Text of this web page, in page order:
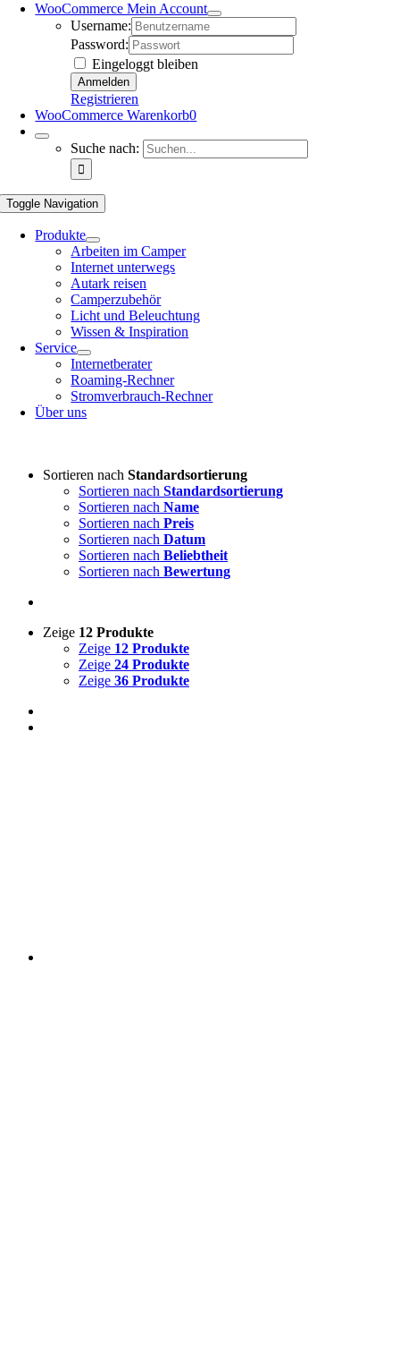
WooCommerce Mein Account
Username:
Password:
Eingeloggt bleiben
Registrieren
WooCommerce Warenkorb0
Suche nach:
Toggle Navigation
Produkte
Arbeiten im Camper
Internet unterwegs
Autark reisen
Camperzubehör
Licht und Beleuchtung
Wissen & Inspiration
Service
Internetberater
Roaming-Rechner
Stromverbrauch-Rechner
Über uns
Sortieren nach Standardsortierung
Sortieren nach Standardsortierung
Sortieren nach Name
Sortieren nach Preis
Sortieren nach Datum
Sortieren nach Beliebtheit
Sortieren nach Bewertung
Zeige 12 Produkte
Zeige 12 Produkte
Zeige 24 Produkte
Zeige 36 Produkte